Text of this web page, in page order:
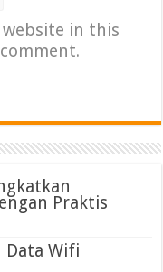
website in this
Praktis
Data Wifi